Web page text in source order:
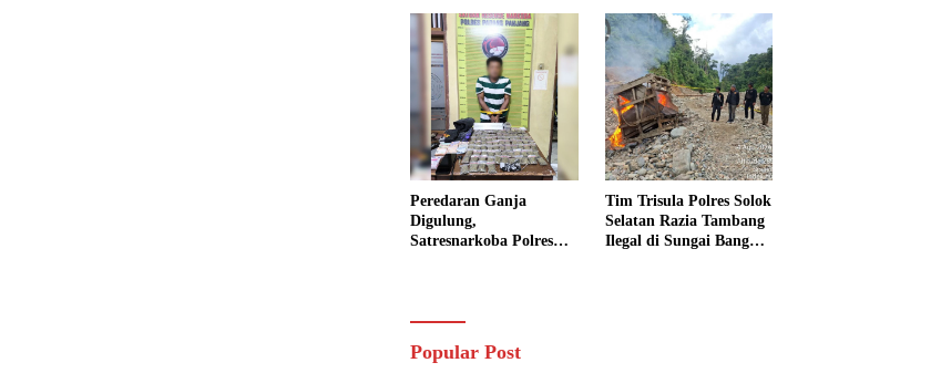
Bio Solar
Kriminal
Peredaran Ganja
Digulung,
Satresnarkoba Polres
Datar
Tim Trisula Polres Solok
Selatan Razia Tambang
Ilegal di Sungai Bangko,
Popular Post